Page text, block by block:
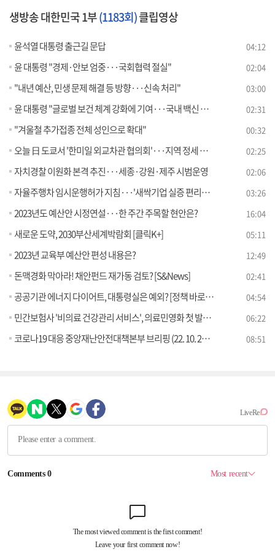
생방송 대한민국 1부(1183회)클립영상
윤석열 대통령 출근길 문답 04:12
윤 대통령 "경제·안보 엄중···국회협력 절실" 02:04
"내년 예산, 민생 문제 해결 등 방향···신속 처리" 03:00
윤 대통령 "글로벌 보건 체계 강화에 기여···국내 백신 제공" 02:31
"겨울철 추가접종 전체 성인으로 확대" 00:32
오늘 日 도쿄서 '한미일 외교차관 협의회'···지역 정세 논의 02:25
자치경찰 이원화 본격 추진···세종·강원·제주 시범운영 02:06
자율주행차 임시운행허가 지침···'새싹기업 실증 편리하게!' [정책현장+] 03:26
2023년도 예산안 시정연설···한 주간 주목할 현안은? 16:04
새로운 도약, 2030부산세계박람회 [클릭K+] 05:11
2023년 교육부 예산안 편성 내용은? 12:49
돈맥경화 막아라! 채안펀드 재가동 검토? [S&News] 02:41
공공기관 에너지 다이어트, 대통령실은 예외? [정책 바로보기] 04:54
민간보험사 '비의료 건강관리 서비스', 의료민영화 첫 발? [정책 바로보기] 06:22
코로나19 대응 중앙재난안전대책본부 브리핑 (22. 10. 26. 11시) 08:51